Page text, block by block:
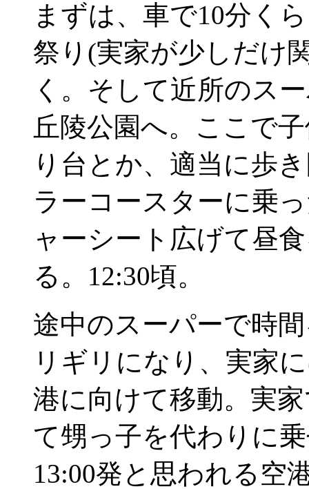
まずは、車で10分く
祭り(実家が少しだけ
く。そして近所のス
丘陵公園へ。ここで
り台とか、適当に歩
ラーコースターに乗
ャーシート広げて昼
る。12:30頃。
途中のスーパーで時
リギリになり、実家
港に向けて移動。実
て甥っ子を代わりに
13:00発と思われる空